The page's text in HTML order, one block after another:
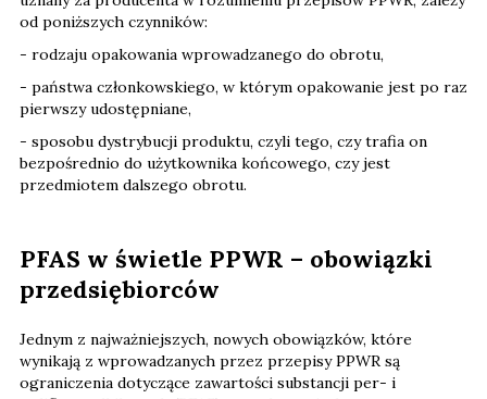
od poniższych czynników:
- rodzaju opakowania wprowadzanego do obrotu,
- państwa członkowskiego, w którym opakowanie jest po raz
pierwszy udostępniane,
- sposobu dystrybucji produktu, czyli tego, czy trafia on
bezpośrednio do użytkownika końcowego, czy jest
przedmiotem dalszego obrotu.
PFAS w świetle PPWR – obowiązki
przedsiębiorców
Jednym z najważniejszych, nowych obowiązków, które
wynikają z wprowadzanych przez przepisy PPWR są
ograniczenia dotyczące zawartości substancji per- i